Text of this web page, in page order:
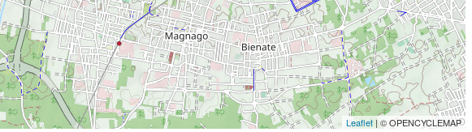
Leaflet | © OPENCYCLEMAP